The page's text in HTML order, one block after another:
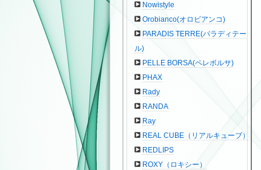
Nowistyle
Orobianco(オロビアンコ)
PARADIS TERRE(パラディテー
ル)
PELLE BORSA(ペレボルサ)
PHAX
Rady
RANDA
Ray
REAL CUBE（リアルキューブ）
REDLIPS
ROXY（ロキシー）